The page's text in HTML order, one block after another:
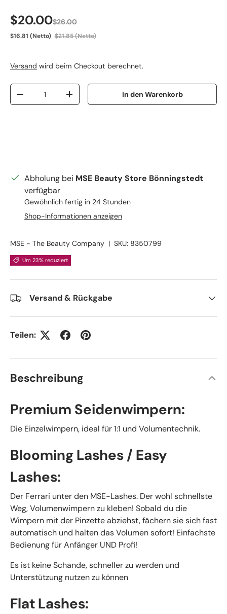
Verkaufspreis
$20.00$26.00
$16.81 (Netto) $21.85 (Netto)
Versand wird beim Checkout berechnet.
Menge verringernMenge erhöhenIn den Warenkorb
Abholung bei MSE Beauty Store Bönningstedt
verfügbar
Gewöhnlich fertig in 24 Stunden
Shop-Informationen anzeigen
MSE - The Beauty Company | SKU: 8350799
Um 23% reduziert
Versand & Rückgabe
Teilen:
Beschreibung
Premium Seidenwimpern:
Die Einzelwimpern, ideal für 1:1 und Volumentechnik.
Blooming Lashes / Easy
Lashes:
Der Ferrari unter den MSE-Lashes. Der wohl schnellste
Weg, Volumenwimpern zu kleben! Sobald du die
Wimpern mit der Pinzette abziehst, fächern sie sich fast
automatisch und halten das Volumen sofort! Einfachste
Bedienung für Anfänger UND Profi!
Es ist keine Schande, schneller zu werden und
Unterstützung nutzen zu können
Flat Lashes: